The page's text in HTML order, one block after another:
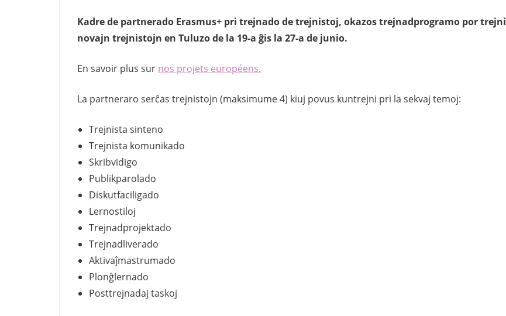
Kadre de partnerado Erasmus+ pri trejnado de trejnistoj, okazos trejnadprogramo por trejni
novajn trejnistojn en Tuluzo de la 19-a ĝis la 27-a de junio.
En savoir plus sur nos projets européens.
La partneraro serĉas trejnistojn (maksimume 4) kiuj povus kuntrejni pri la sekvaj temoj:
Trejnista sinteno
Trejnista komunikado
Skribvidigo
Publikparolado
Diskutfaciligado
Lernostiloj
Trejnadprojektado
Trejnadliverado
Aktivaĵmastrumado
Plonĝlernado
Posttrejnadaj taskoj